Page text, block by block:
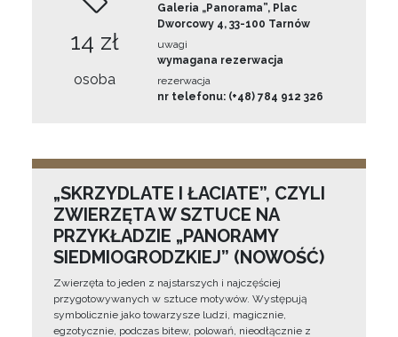
14 zł
osoba
Galeria „Panorama”, Plac
Dworcowy 4, 33-100 Tarnów
uwagi
wymagana rezerwacja
rezerwacja
nr telefonu: (+48) 784 912 326
„SKRZYDLATE I ŁACIATE”, CZYLI
ZWIERZĘTA W SZTUCE NA
PRZYKŁADZIE „PANORAMY
SIEDMIOGRODZKIEJ” (NOWOŚĆ)
Zwierzęta to jeden z najstarszych i najczęściej
przygotowywanych w sztuce motywów. Występują
symbolicznie jako towarzysze ludzi, magicznie,
egzotycznie, podczas bitew, polowań, nieodłącznie z